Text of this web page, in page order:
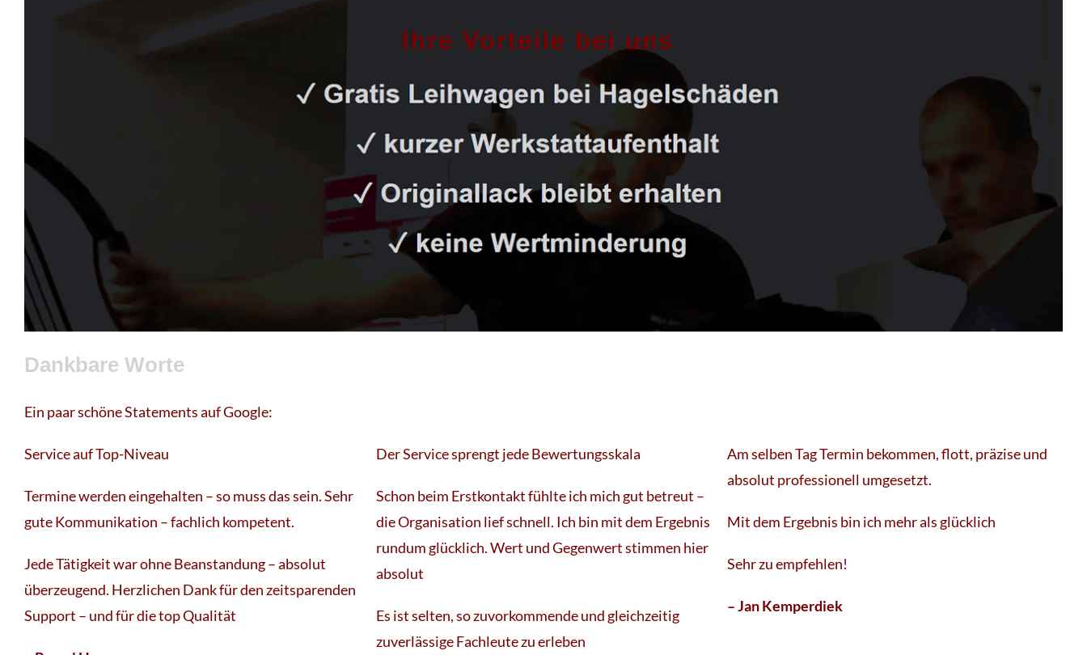
Dankbare Worte
Ein paar schöne Statements auf Google:
Service auf Top-Niveau
Termine werden eingehalten – so muss das sein. Sehr
gute Kommunikation – fachlich kompetent.
Jede Tätigkeit war ohne Beanstandung – absolut
überzeugend. Herzlichen Dank für den zeitsparenden
Support – und für die top Qualität
Der Service sprengt jede Bewertungsskala
Schon beim Erstkontakt fühlte ich mich gut betreut –
die Organisation lief schnell. Ich bin mit dem Ergebnis
rundum glücklich. Wert und Gegenwert stimmen hier
absolut
Es ist selten, so zuvorkommende und gleichzeitig
zuverlässige Fachleute zu erleben
Am selben Tag Termin bekommen, flott, präzise und
absolut professionell umgesetzt.
Mit dem Ergebnis bin ich mehr als glücklich
Sehr zu empfehlen!
– Jan Kemperdiek